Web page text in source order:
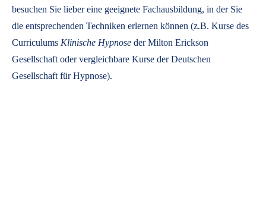
besuchen Sie lieber eine geeignete Fachausbildung, in der Sie
die entsprechenden Techniken erlernen können (z.B. Kurse des
Curriculums Klinische Hypnose der Milton Erickson
Gesellschaft oder vergleichbare Kurse der Deutschen
Gesellschaft für Hypnose).